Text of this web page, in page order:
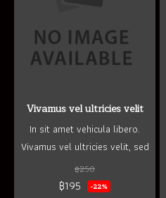
Vivamus vel ultricies velit
In sit amet vehicula libero.
Vivamus vel ultricies velit, sed
fringilla elit.
฿250
฿195 -22%